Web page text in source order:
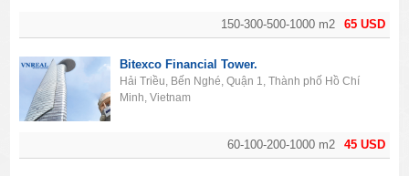
65 USD
150-300-500-1000 m2
45 USD
60-100-200-1000 m2
Bitexco Financial Tower.
Hải Triều, Bến Nghé, Quận 1, Thành phố Hồ Chí
Minh, Vietnam